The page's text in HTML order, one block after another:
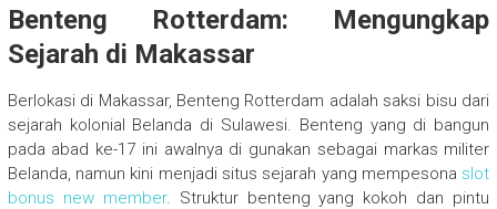
Benteng Rotterdam: Mengungkap
Sejarah di Makassar
Berlokasi di Makassar, Benteng Rotterdam adalah saksi bisu dari
sejarah kolonial Belanda di Sulawesi. Benteng yang di bangun
pada abad ke-17 ini awalnya di gunakan sebagai markas militer
Belanda, namun kini menjadi situs sejarah yang mempesona slot
bonus new member. Struktur benteng yang kokoh dan pintu